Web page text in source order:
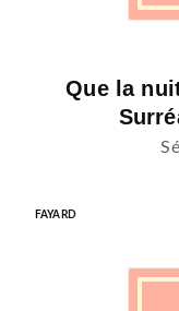
Que la
FAYARD